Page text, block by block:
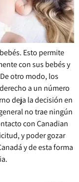
Esto permite
con sus bebés y
otro modo, los
a un número
deja la decisión en
no trae ningún
con Canadian
y poder gozar
y de esta forma